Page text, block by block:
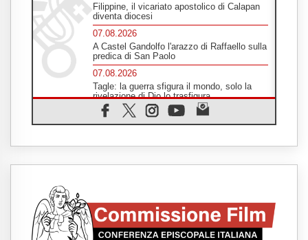
Filippine, il vicariato apostolico di Calapan
diventa diocesi
07.08.2026
A Castel Gandolfo l'arazzo di Raffaello sulla
predica di San Paolo
07.08.2026
Tagle: la guerra sfigura il mondo, solo la
rivelazione di Dio lo trasfigura
07.08.2026
Il Papa in Francia, quattro giorni intensi tra
SIGNIS 2026, dare voce alle religiose
Honduras, gli sfollati invisibili di una crisi
dimenticata
07.08.2026